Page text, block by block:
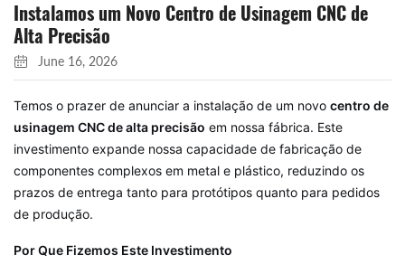
Instalamos um Novo Centro de Usinagem CNC de
Alta Precisão
June 16, 2026
Temos o prazer de anunciar a instalação de um novo centro de
usinagem CNC de alta precisão em nossa fábrica. Este
investimento expande nossa capacidade de fabricação de
componentes complexos em metal e plástico, reduzindo os
prazos de entrega tanto para protótipos quanto para pedidos
de produção.
Por Que Fizemos Este Investimento